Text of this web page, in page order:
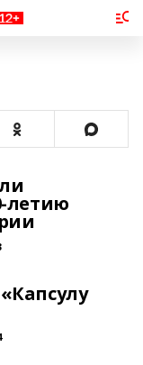
летию